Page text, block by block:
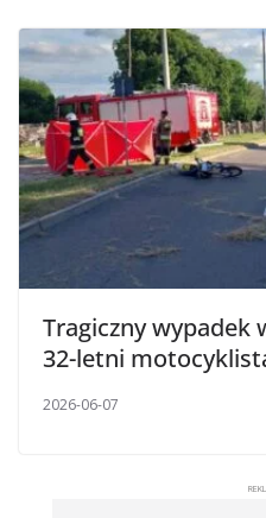
Tragiczny wypadek
32-letni
2026-06-07